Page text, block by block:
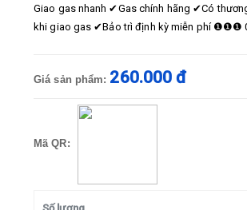
Giao gas nhanh ✔Gas chính hãng ✔Có
khi giao gas ✔Bảo trì định kỳ miễn phí ❶❶❶
Giá sản phẩm: 260.000 đ
Mã QR: